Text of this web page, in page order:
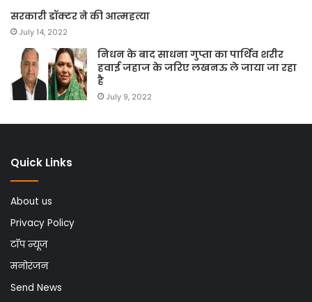
सरकारी डॉक्टर ने की आत्महत्या
July 14, 2022
निधन के बाद साधना गुप्ता का पार्थिव शरीर
हवाई जहाज के जरिए लखनऊ ले जाया जा रहा
है
July 9, 2022
Quick Links
About us
Privacy Policy
टॉप न्यूज
मनोरंजन
Send News